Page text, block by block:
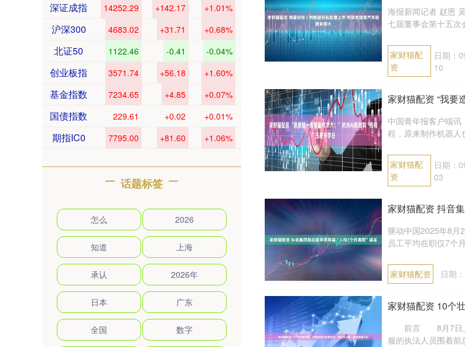
海报新闻记者 赵恩
七届董事会第十五次
家财猫配
资
日期：
10
家财猫配资 “我要
中国青年报客户端讯
程，原来制作机器
家财猫配
资
日期：
03
家财猫配资 抖音
驱动中国2025年8月
员工平均在职仅7个
家财猫配资 日期
家财猫配资 10个
前言 8月7日上
服的执法人员围着前
深证成指 14252.29 +142.17 +1.01%
沪深300 4683.02 +31.71 +0.68%
北证50 1122.46 -0.41 -0.04%
创业板指 3571.74 +56.18 +1.60%
基金指数 7234.65 +4.85 +0.07%
国债指数 229.61 +0.02 +0.01%
期指IC0 7795.00 +81.60 +1.06%
话题标签
怎么 2026
知道 上海
承认 2026年
日本 广东
全国 数字